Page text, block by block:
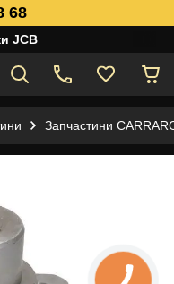
68
JCB
Запчастини